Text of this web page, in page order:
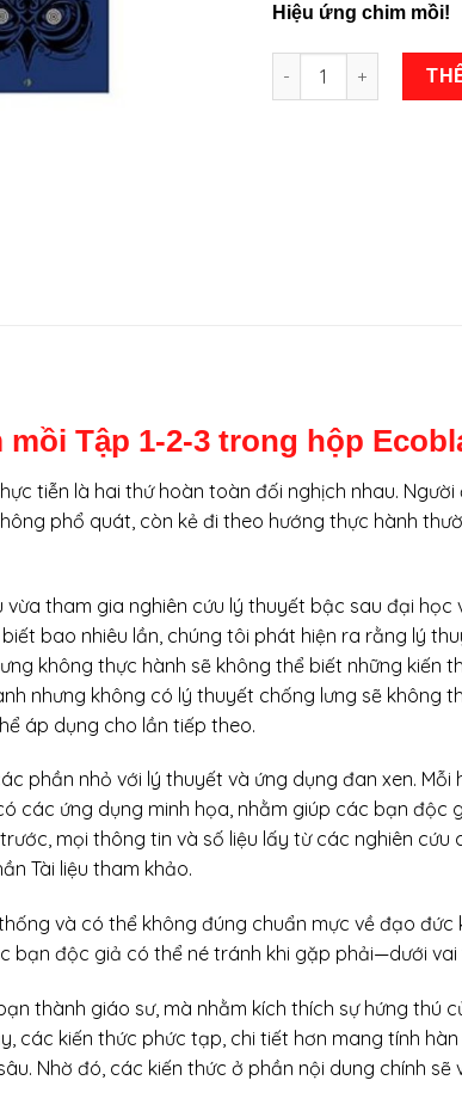
Hiệu ứng chim mồi!
Hiệu Ứng Chim Mồi
Tập 1-2-3 trong hộp
tiễn là hai thứ hoàn toàn đối nghịch nhau.
phổ quát, còn kẻ đi theo hướng thực hành
vừa tham gia nghiên cứu lý thuyết bậc sau đại
bao nhiêu lần, chúng tôi phát hiện ra rằng lý
không thực hành sẽ không thể biết những kiến
nhưng không có lý thuyết chống lưng sẽ không
áp dụng cho lần tiếp theo.
phần nhỏ với lý thuyết và ứng dụng đan xen.
các ứng dụng minh họa, nhằm giúp các bạn độc
mọi thông tin và số liệu lấy từ các nghiên
Tài liệu tham khảo.
và có thể không đúng chuẩn mực về đạo
bạn độc giả có thể né tránh khi gặp phải—dưới
thành giáo sư, mà nhằm kích thích sự hứng thú
các kiến thức phức tạp, chi tiết hơn mang tính
Nhờ đó, các kiến thức ở phần nội dung chính